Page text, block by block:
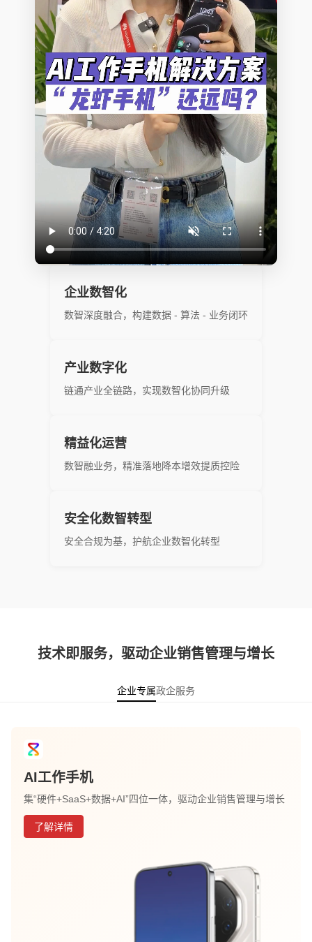
企业数智化
数智深度融合，构建数据 - 算法 - 业务闭环
产业数字化
链通产业全链路，实现数智化协同升级
精益化运营
数智融业务，精准落地降本增效提质控险
安全化数智转型
安全合规为基，护航企业数智化转型
技术即服务，驱动企业销售管理与增长
企业专属政企服务
AI工作手机
集“硬件+SaaS+数据+AI”四位一体，驱动企业销售管理与增长
了解详情